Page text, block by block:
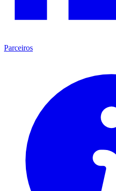
Parceiros